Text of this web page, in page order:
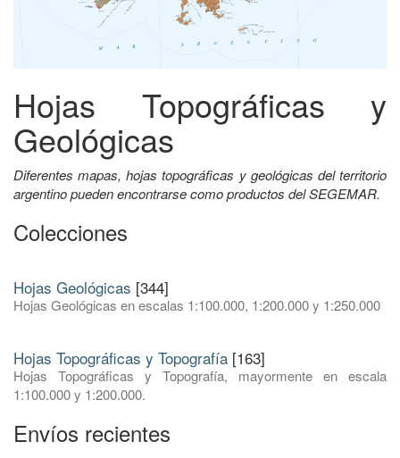
Hojas Topográficas y
Geológicas
Diferentes mapas, hojas topográficas y geológicas del territorio
argentino pueden encontrarse como productos del SEGEMAR.
Colecciones
Hojas Geológicas [344]
Hojas Geológicas en escalas 1:100.000, 1:200.000 y 1:250.000
Hojas Topográficas y Topografía [163]
Hojas Topográficas y Topografía, mayormente en escala
1:100.000 y 1:200.000.
Envíos recientes